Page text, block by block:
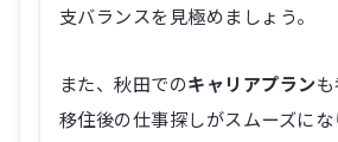
支バランスを見極めましょう。
また、秋田でのキャリアプラン
移住後の仕事探しがスムーズにな